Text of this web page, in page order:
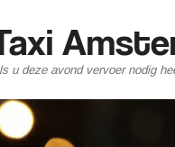
u deze avond vervoer nodig